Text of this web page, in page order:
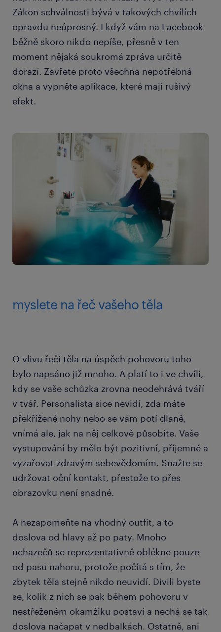
Zákon schválnosti bývá v takových chvílích
opravdu neúprosný. I když vám na Facebook
běžně skoro nikdo nepíše, přesně v ten
moment nějaká soukromá zpráva určitě
dorazí. Zavřete proto všechna nepotřebná
okna a vypněte aplikace, které mají rušivý
efekt.
myslete na řeč vašeho těla
O vlivu řeči těla na úspěch pohovoru toho
bylo napsáno již mnoho. A platí to i ve chvíli,
kdy se vaše schůzka zrovna neodehrává tváří
v tvář. Personalista sice nevidí, zda máte
překřížené nohy nebo se vám potí dlaně,
vnímá ale, jak na něj celkově působíte. Vaše
vystupování by mělo být pozitivní, příjemné a
vyzařovat zdravým sebevědomím. Snažte se
udržovat oční kontakt, přestože to přes
obrazovku není snadné.
A nezapomeňte na vhodný outfit, a to
doslova od hlavy až po paty. Mnoho
uchazečů se reprezentativně oblékne pouze
od pasu nahoru, protože počítá s tím, že
zbytek těla stejně nikdo neuvidí. Divili byste
se, kolik z nich se pak během pohovoru v
nestřeženém okamžiku postaví a nechá se tak
doslova načapat v nedbalkách. Ostatně, ani